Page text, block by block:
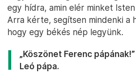
egy hídra, amin elér minket
Arra kérte, segítsen mindenki a
hogy egy békés nép legyünk.
„Köszönet Ferenc
Leó pápa.